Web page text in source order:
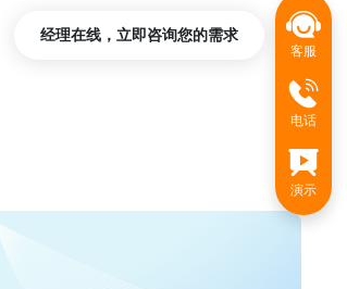
客服
电话
演示
经理在线，立即咨询您的需求